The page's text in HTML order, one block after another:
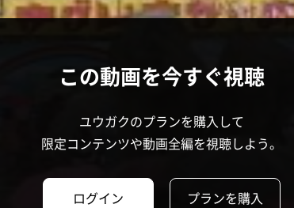
この動画を今すぐ視聴
ユウガクのプランを購入して
限定コンテンツや動画全編を視聴しよう。
ログイン プランを購入